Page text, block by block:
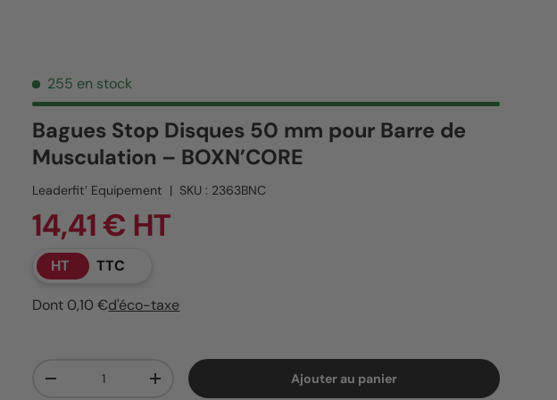
255 en stock
Bagues Stop Disques 50 mm pour Barre de
Musculation – BOXN’CORE
Leaderfit’ Equipement |SKU : 2363BNC
14,41 € HT
HT TTC
Dont 0,10 €d'éco-taxe
Diminuer la quantitéAugmenter la quantitéAjouter au panier